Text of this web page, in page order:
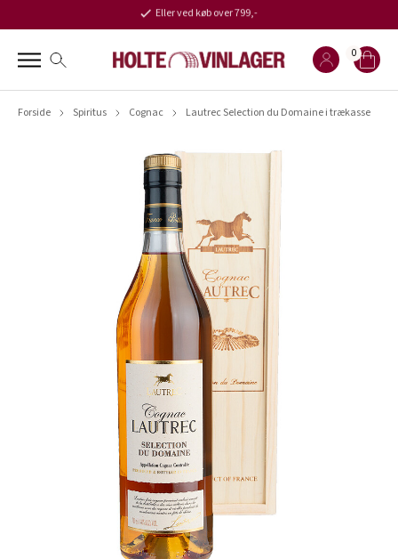
Eller ved køb over 799,-
0
Forside Spiritus Cognac Lautrec Selection du Domaine i trækasse